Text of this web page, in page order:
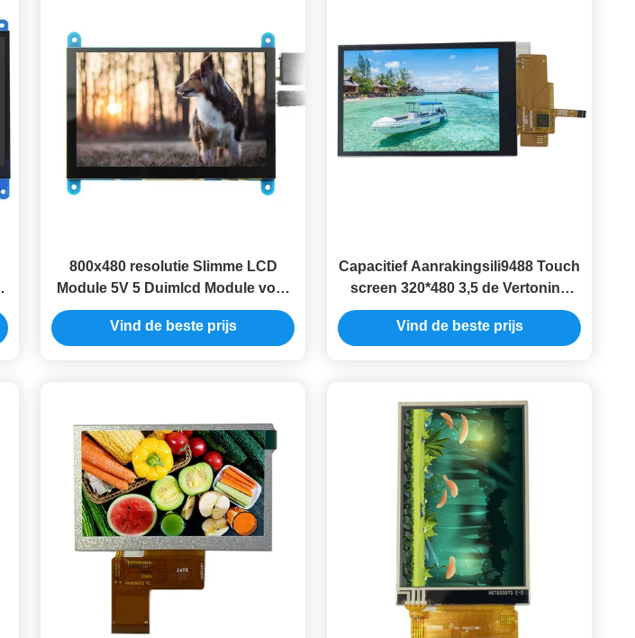
800x480 resolutie Slimme LCD
Module 5V 5 Duimlcd Module voor
Framboos
Vind de beste prijs
Capacitief Aanrakingsili9488 Touch
screen 320*480 3,5 de Vertoning
SPI van Tft Lcd
Vind de beste prijs